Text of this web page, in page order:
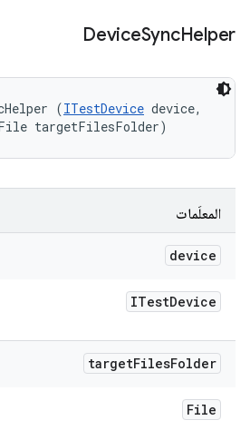
DeviceSyncHelper
(ITestDevice device,
targetFilesFolder)
المعلَمات
device
ITestDevice
targetFilesFolder
File